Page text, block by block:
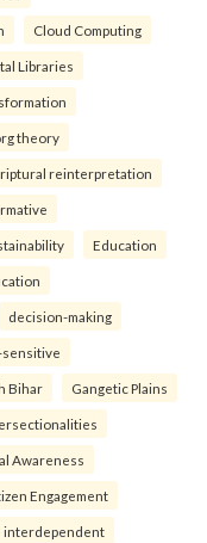
Cloud Computing
Libraries
theory
reinterpretation
Education
decision-making
Bihar Gangetic Plains
Awareness
Engagement
interdependent